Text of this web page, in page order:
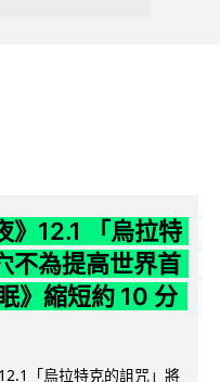
》12.1 「烏拉特
不為提高世界首
》縮短約 10 分
「烏拉特克的詛咒」將